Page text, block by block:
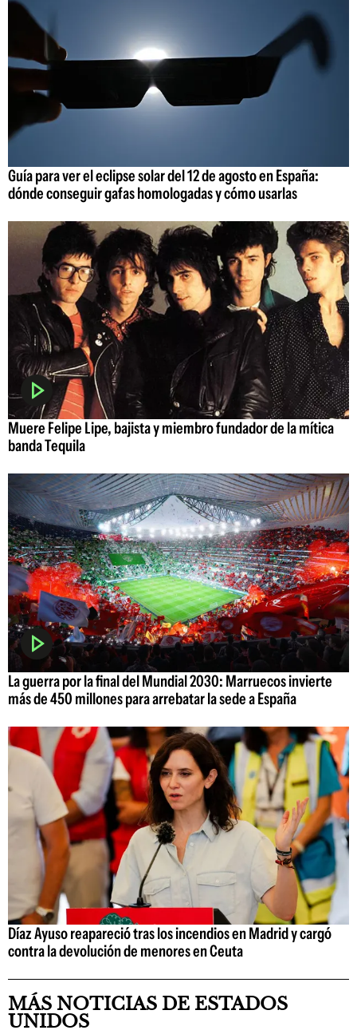
Guía para ver el eclipse solar del 12 de agosto en España:
dónde conseguir gafas homologadas y cómo usarlas
Muere Felipe Lipe, bajista y miembro fundador de la mítica
banda Tequila
La guerra por la final del Mundial 2030: Marruecos invierte
más de 450 millones para arrebatar la sede a España
Díaz Ayuso reapareció tras los incendios en Madrid y cargó
contra la devolución de menores en Ceuta
MÁS NOTICIAS DE ESTADOS
UNIDOS